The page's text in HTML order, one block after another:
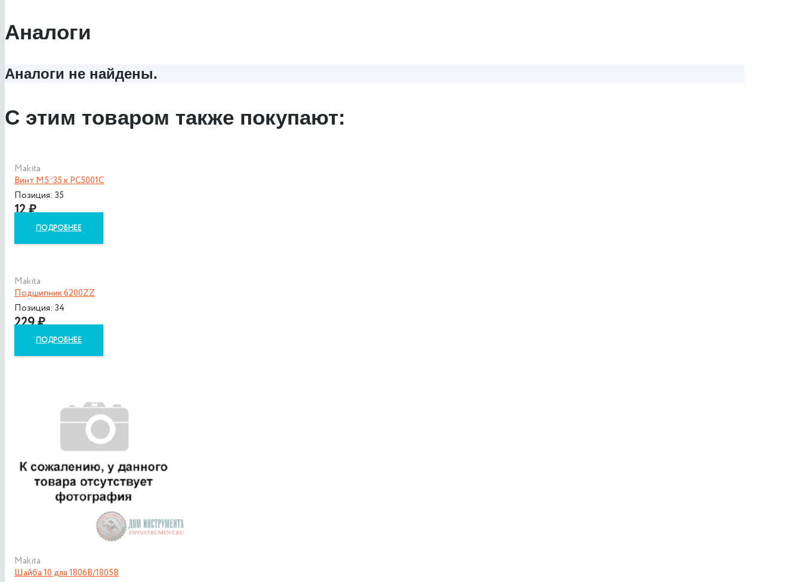
Аналоги
Аналоги не найдены.
С этим товаром также покупают:
Makita
Винт M5*35 к PC5001C
Позиция: 35
12₽
ПОДРОБНЕЕ
Makita
Подшипник 6200ZZ
Позиция: 34
229₽
ПОДРОБНЕЕ
Makita
Шайба 10 для 1806B/1805B